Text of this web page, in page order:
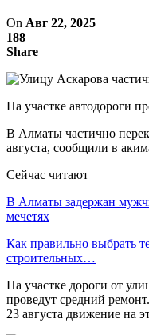
On Авг 22, 2025
188
Share
На участке автодороги
В Алматы частично
августа, сообщили в
Сейчас читают
В Алматы задержан
мечетях
Как правильно выбрать
строительных…
На участке дороги от
проведут средний
23 августа движение на